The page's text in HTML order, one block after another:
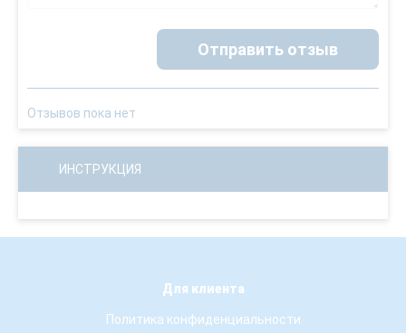
Отправить отзыв
Отзывов пока нет
ИНСТРУКЦИЯ
Для клиента
Политика конфиденциальности